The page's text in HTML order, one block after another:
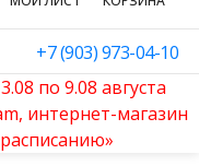
+7 (903) 973-04-10
по 9.08 августа
интернет-магазин